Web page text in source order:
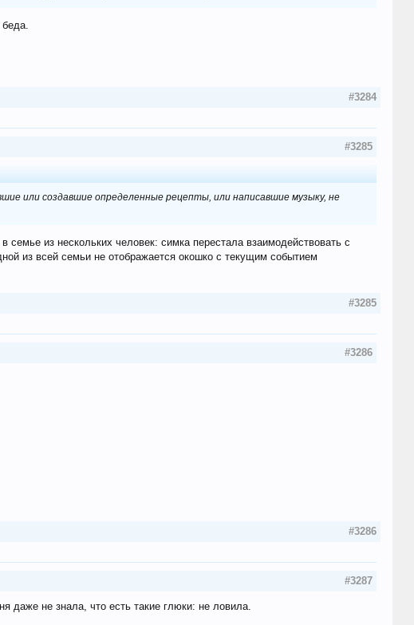
#3284
#3285
или создавшие определенные рецепты, или написавшие музыку, не
из нескольких человек: симка перестала взаимодействовать с
из всей семьи не отображается окошко с текущим событием
#3285
#3286
#3286
#3287
даже не знала, что есть такие глюки: не ловила.